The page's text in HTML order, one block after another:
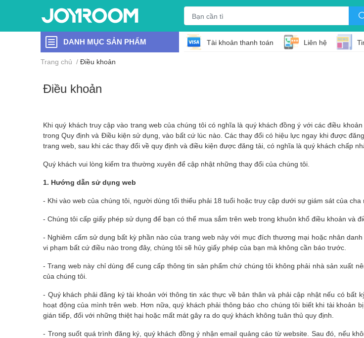
DANH MỤC SẢN PHẨM Tài khoản thanh toán Liên hệ
Trang chủ / Điều khoản
Điều khoản
Khi quý khách truy cập vào trang web của chúng tôi có nghĩa là quý khách đồng ý với các điều
trong Quy định và Điều kiện sử dụng, vào bất cứ lúc nào. Các thay đổi có hiệu lực ngay khi được
trang web, sau khi các thay đổi về quy định và điều kiện được đăng tải, có nghĩa là quý khách chấp
Quý khách vui lòng kiểm tra thường xuyên để cập nhật những thay đổi của chúng tôi.
1. Hướng dẫn sử dụng web
- Khi vào web của chúng tôi, người dùng tối thiểu phải 18 tuổi hoặc truy cập dưới sự giám sát của
- Chúng tôi cấp giấy phép sử dụng để bạn có thể mua sắm trên web trong khuôn khổ điều khoản và
- Nghiêm cấm sử dụng bất kỳ phần nào của trang web này với mục đích thương mại hoặc nhân
vi phạm bất cứ điều nào trong đây, chúng tôi sẽ hủy giấy phép của bạn mà không cần báo trước.
- Trang web này chỉ dùng để cung cấp thông tin sản phẩm chứ chúng tôi không phải nhà sản xuất
của chúng tôi.
- Quý khách phải đăng ký tài khoản với thông tin xác thực về bản thân và phải cập nhật nếu có
hoạt động của mình trên web. Hơn nữa, quý khách phải thông báo cho chúng tôi biết khi tài khoản
gián tiếp, đối với những thiệt hại hoặc mất mát gây ra do quý khách không tuân thủ quy định.
- Trong suốt quá trình đăng ký, quý khách đồng ý nhận email quảng cáo từ website. Sau đó, nếu